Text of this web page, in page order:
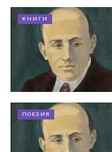
КНИГИ
ПОЕЗИЯ